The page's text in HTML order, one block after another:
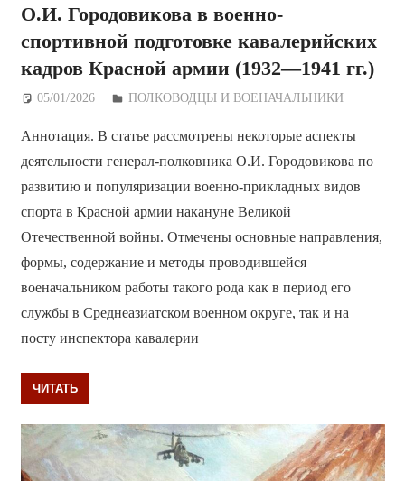
О.И. Городовикова в военно-
спортивной подготовке кавалерийских
кадров Красной армии (1932—1941 гг.)
05/01/2026 Дежурный по Редакции
ПОЛКОВОДЦЫ И ВОЕНАЧАЛЬНИКИ
Аннотация. В статье рассмотрены некоторые аспекты
деятельности генерал-полковника О.И. Городовикова по
развитию и популяризации военно-прикладных видов
спорта в Красной армии накануне Великой
Отечественной войны. Отмечены основные направления,
формы, содержание и методы проводившейся
военачальником работы такого рода как в период его
службы в Среднеазиатском военном округе, так и на
посту инспектора кавалерии
ЧИТАТЬ